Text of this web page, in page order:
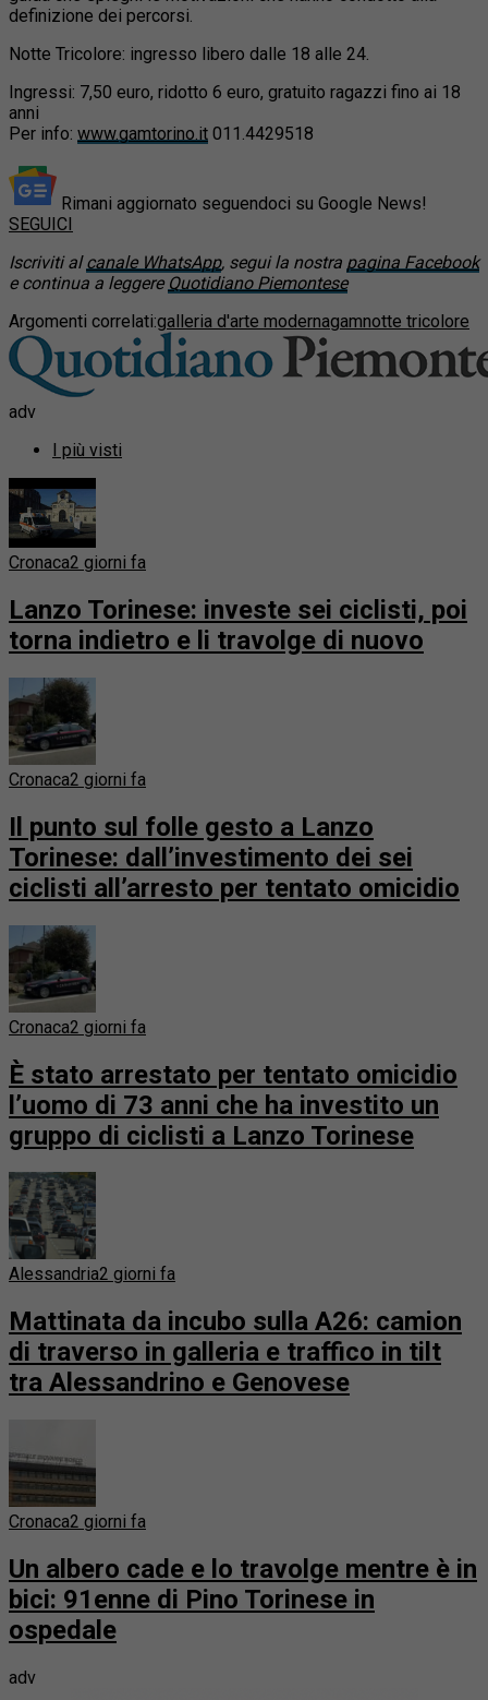
definizione dei percorsi.
Notte Tricolore: ingresso libero dalle 18 alle 24.
Ingressi: 7,50 euro, ridotto 6 euro, gratuito ragazzi fino ai 18
anni
Per info: www.gamtorino.it 011.4429518
Rimani aggiornato seguendoci su Google News!
SEGUICI
Iscriviti alcanale WhatsApp, segui la nostra pagina Facebook
e continua a leggere Quotidiano Piemontese
Argomenti correlati:galleria d'arte modernagamnotte tricolore
adv
I più visti
Cronaca2 giorni fa
Lanzo Torinese: investe sei ciclisti, poi
torna indietro e li travolge di nuovo
Cronaca2 giorni fa
Il punto sul folle gesto a Lanzo
Torinese: dall’investimento dei sei
ciclisti all’arresto per tentato omicidio
Cronaca2 giorni fa
È stato arrestato per tentato omicidio
l’uomo di 73 anni che ha investito un
gruppo di ciclisti a Lanzo Torinese
Alessandria2 giorni fa
Mattinata da incubo sulla A26: camion
di traverso in galleria e traffico in tilt
tra Alessandrino e Genovese
Cronaca2 giorni fa
Un albero cade e lo travolge mentre è in
bici: 91enne di Pino Torinese in
ospedale
adv